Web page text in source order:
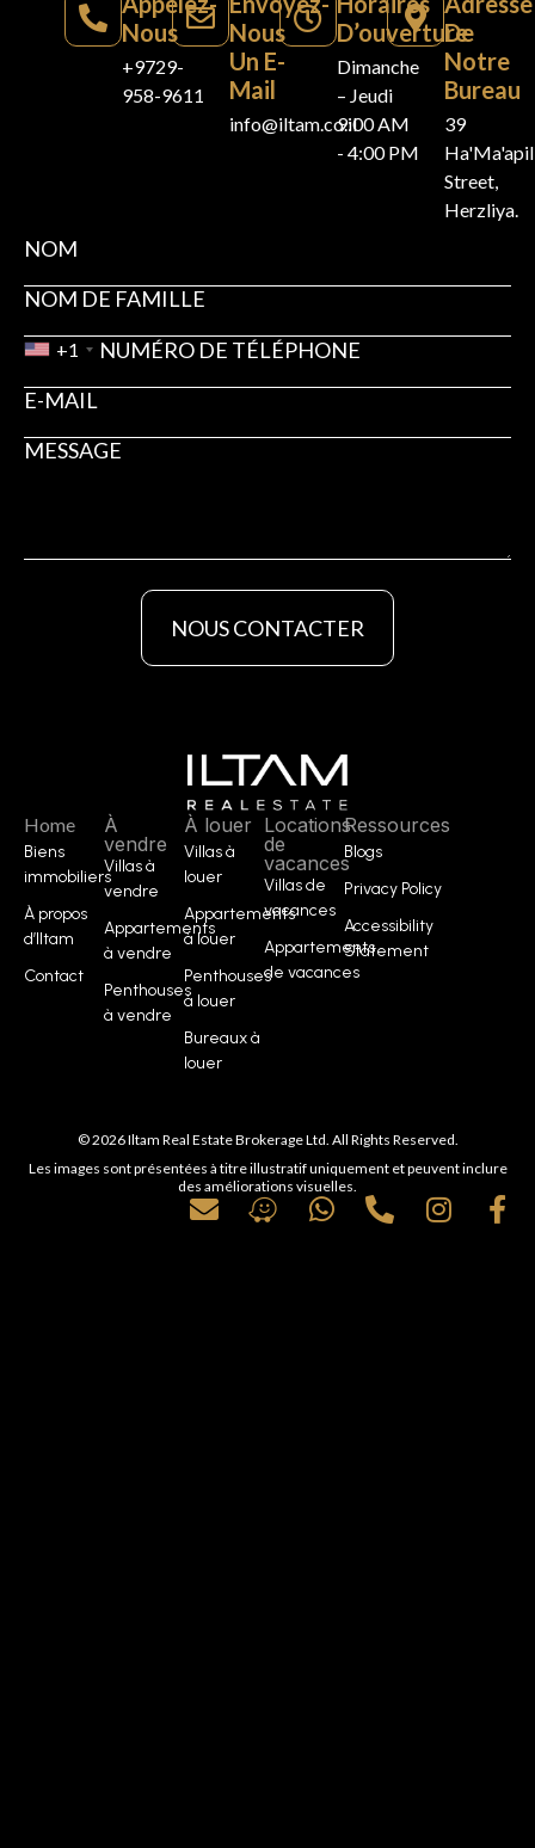
Nous
+9729-
958-9611
Nous
Un E-
Mail
info@iltam.co.il
D’ouverture
Dimanche
– Jeudi
9:00 AM
- 4:00 PM
De
Notre
Bureau
39
Street,
Herzliya.
+1
NOUS CONTACTER
Home
Biens
immobiliers
À propos
d’Iltam
Contact
À
vendre
Villas à
vendre
Appartements
à vendre
Penthouses
à vendre
À louer
Villas à
louer
Appartements
à louer
Penthouses
à louer
Bureaux à
louer
Locations
de
vacances
Villas de
vacances
Appartements
de vacances
Ressources
Blogs
Privacy Policy
Accessibility
Statement
© 2026 Iltam Real Estate Brokerage Ltd. All Rights Reserved.
Les images sont présentées à titre illustratif uniquement et peuvent inclure
des améliorations visuelles.